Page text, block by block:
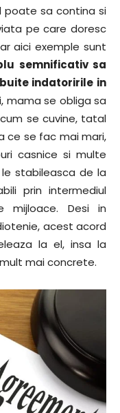
poate sa contina si
pe care doresc
aici exemple sunt
semnificativ sa
indatoririle in
mama se obliga sa
se cuvine, tatal
ce se fac mai mari,
casnice si multe
stabileasca de la
prin intermediul
mijloace. Desi in
acest acord
la el, insa la
mai concrete.